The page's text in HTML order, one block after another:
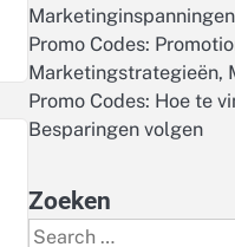
Promo Codes:
Marketingstrategieën,
Promo Codes: Hoe te
Besparingen volgen
Zoeken
Search